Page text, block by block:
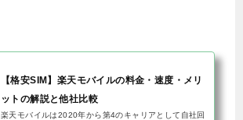
【格安SIM】楽天モバイルの料金・速度・メリ
ットの解説と他社比較
楽天モバイルは2020年から第4のキャリアとして自社回